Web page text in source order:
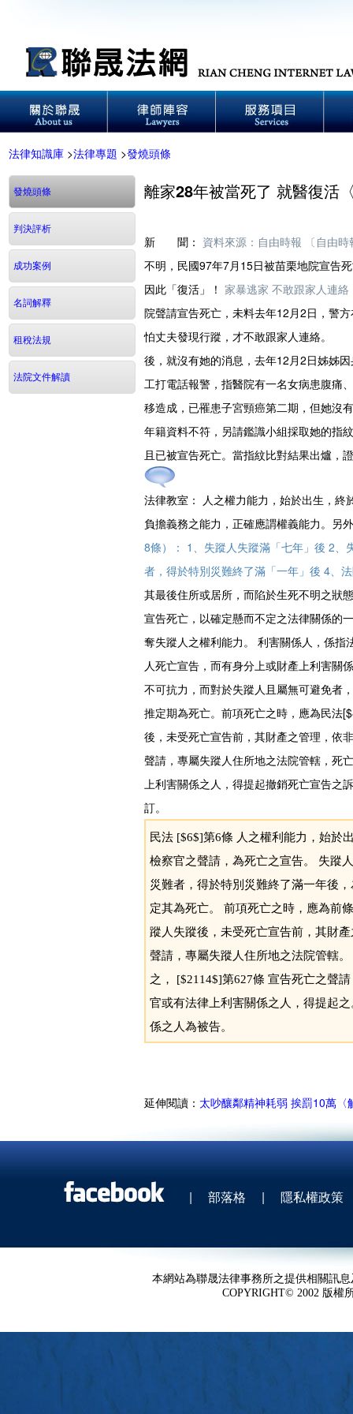
法律知識庫 >法律專題 >發燒頭條
發燒頭條
判決評析
成功案例
名詞解釋
租稅法規
法院文件解讀
離家28年被當死了 就醫復活
新 聞： 資料來源：自由時報 〔自由
不明，民國97年7月15日被苗栗地院宣告
因此「復活」！ 家暴逃家 不敢跟家人連絡
院聲請宣告死亡，未料去年12月2日，警
怕丈夫發現行蹤，才不敢跟家人連絡。
後，就沒有她的消息，去年12月2日姊姊
工打電話報警，指醫院有一名女病患腹痛
移造成，已罹患子宮頸癌第二期，但她
年籍資料不符，另請鑑識小組採取她的指
且已被宣告死亡。當指紋比對結果出爐，
法律教室： 人之權力能力，始於出生，
負擔義務之能力，正確應謂權義能力。另
8條）： 1、失蹤人失蹤滿「七年」後 2、
者，得於特別災難終了滿「一年」後 4、
其最後住所或居所，而陷於生死不明之狀
宣告死亡，以確定懸而不定之法律關係的
奪失蹤人之權利能力。 利害關係人，係
人死亡宣告，而有身分上或財產上利害關
不可抗力，而對於失蹤人且屬無可避免者
推定期為死亡。前項死亡之時，應為民法
後，未受死亡宣告前，其財產之管理，依
聲請，專屬失蹤人住所地之法院管轄，死
上利害關係之人，得提起撤銷死亡宣告之
訂。
民法 [$6$]第6條 人之權利能力，始於
檢察官之聲請，為死亡之宣告。 失蹤
災難者，得於特別災難終了滿一年後
定其為死亡。 前項死亡之時，應為前
蹤人失蹤後，未受死亡宣告前，其財
聲請，專屬失蹤人住所地之法院管轄
之， [$2114$]第627條 宣告死亡之聲
官或有法律上利害關係之人，得提起
係之人為被告。
延伸閱讀： 太吵釀鄰精神耗弱 挨罰10萬〈
| 部落格 | 隱私權政策
本網站為聯晟法律事務所之提供相關訊
COPYRIGHT© 2002 版權